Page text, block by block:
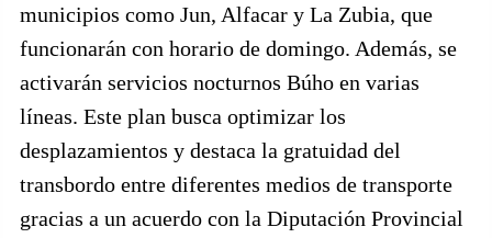
municipios como Jun, Alfacar y La Zubia, que
funcionarán con horario de domingo. Además, se
activarán servicios nocturnos Búho en varias
líneas. Este plan busca optimizar los
desplazamientos y destaca la gratuidad del
transbordo entre diferentes medios de transporte
gracias a un acuerdo con la Diputación Provincial